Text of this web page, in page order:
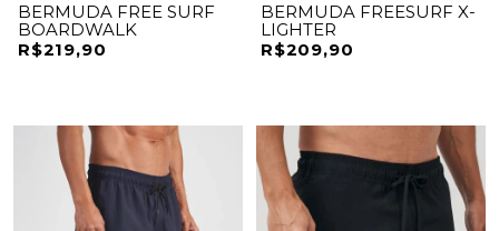
BERMUDA FREE SURF
BOARDWALK
R$219,90
BERMUDA FREESURF X-
LIGHTER
R$209,90